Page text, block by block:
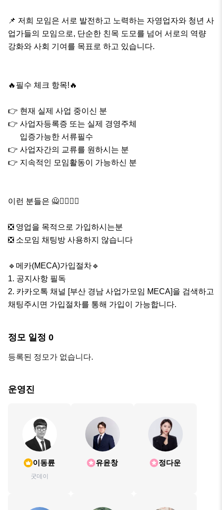
📌 저희 모임은 서로 발전하고 노력하는 자영업자와 청년 사
업가들의 모임으로, 단순한 친목 도모를 넘어 서로의 역량
강화와 사회 기여를 목표로 하고 있습니다.
🔥필수 체크 항목!🔥
👉 현재 실제 사업 중이신 분
👉 사업자등록증 또는 실제 경영주체
👉 사업자간의 교류를 원하시는 분
👉 지속적인 모임활동이 가능하신 분
이런 분들은 🙅🙅‍♀️🙅‍♂️
❎ 영업을 목적으로 가입하시는분
❎ 소모임 채팅방 사용하지 않습니다
🔹️메카(MECA)가입절차🔹️
1. 공지사항 필독
2. 카카오톡 채널 [부산 경남 사업가모임 MECA]을 검색하고
채팅주시면 가입절차를 통해 가입이 가능합니다.
정모 일정 0
등록된 정모가 없습니다.
운영진
이동륜
굿데이
유윤창 정다운